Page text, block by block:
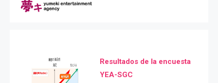
Resultados de la encuesta
YEA-SGC